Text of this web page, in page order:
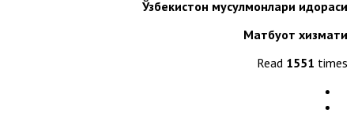
Ўзбекистон мусулмонлари идораси
Матбуот хизмати
Read 1551 times